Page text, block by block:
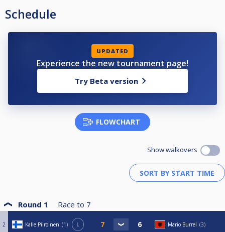
Schedule
UPDATED
Experience the new tournament page!
Try Beta version
FLOWCHART
Show walkovers
Round 1 Race to 7
2 Kalle Piiroinen 1 L Mario Burrel 3